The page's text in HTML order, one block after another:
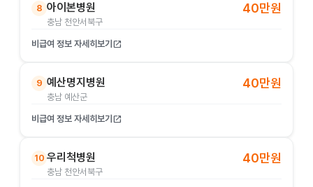
8 아이본병원
충남 천안서북구
40만원
비급여 정보 자세히보기 open_in_new
9 예산명지병원
충남 예산군
40만원
비급여 정보 자세히보기 open_in_new
10 우리척병원
충남 천안서북구
40만원